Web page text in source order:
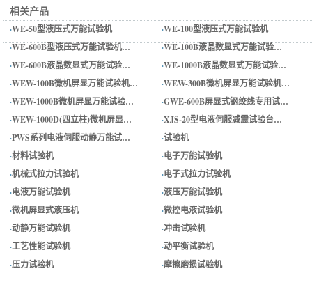
相关产品
·WE-50型液压式万能试验机 ·WE-100型液压式万能试验机
·WE-600B型液压式万能试验机… ·WE-100B液晶数显式万能试验…
·WE-600B液晶数显式万能试验… ·WE-1000B液晶数显式万能试验…
·WEW-100B微机屏显万能试验机… ·WEW-300B微机屏显万能试验机…
·WEW-1000B微机屏显万能试验… ·GWE-600B屏显式钢绞线专用试…
·WEW-1000D(四立柱)微机屏显… ·XJS-20型电液伺服减震试验台…
·PWS系列电液伺服动静万能试… ·试验机
·材料试验机 ·电子万能试验机
·机械式拉力试验机 ·电子式拉力试验机
·电液万能试验机 ·液压万能试验机
·微机屏显式液压机 ·微控电液试验机
·动静万能试验机 ·冲击试验机
·工艺性能试验机 ·动平衡试验机
·压力试验机 ·摩擦磨损试验机